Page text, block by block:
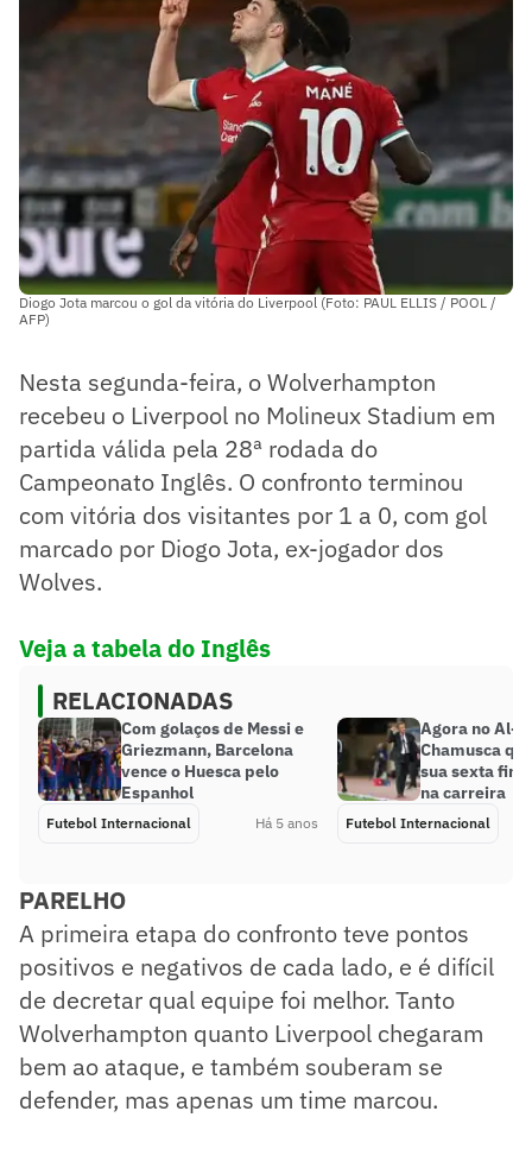
Diogo Jota marcou o gol da vitória do Liverpool (Foto: PAUL ELLIS / POOL /
AFP)
Nesta segunda-feira, o Wolverhampton
recebeu o Liverpool no Molineux Stadium em
partida válida pela 28ª rodada do
Campeonato Inglês. O confronto terminou
com vitória dos visitantes por 1 a 0, com gol
marcado por Diogo Jota, ex-jogador dos
Wolves.
Veja a tabela do Inglês
RELACIONADAS
Com golaços de Messi e
Griezmann, Barcelona
vence o Huesca pelo
Espanhol
Futebol Internacional Há 5 anos
Agora no Al-
Chamusca
sua sexta
na carreira
Futebol Internacional
PARELHO
A primeira etapa do confronto teve pontos
positivos e negativos de cada lado, e é difícil
de decretar qual equipe foi melhor. Tanto
Wolverhampton quanto Liverpool chegaram
bem ao ataque, e também souberam se
defender, mas apenas um time marcou.